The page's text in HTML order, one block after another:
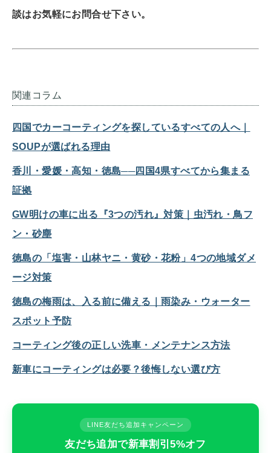
談はお気軽にお問合せ下さい。
関連コラム
四国でカーコーティングを探しているすべての人へ｜
SOUPが選ばれる理由
香川・愛媛・高知・徳島──四国4県すべてから集まる
証拠
GW明けの車に出る『3つの汚れ』対策｜虫汚れ・鳥フ
ン・砂塵
徳島の「塩害・山林ヤニ・黄砂・花粉」4つの地域ダメ
ージ対策
徳島の梅雨は、入る前に備える｜雨染み・ウォーター
スポット予防
コーティング後の正しい洗車・メンテナンス方法
新車にコーティングは必要？後悔しない選び方
LINE友だち追加キャンペーン
友だち追加で新車割引5%オフ